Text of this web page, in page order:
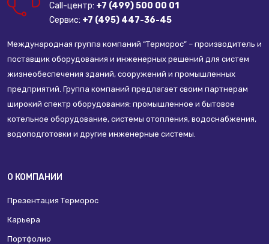
Call-центр: +7 (499) 500 00 01
Сервис: +7 (495) 447-36-45
Международная группа компаний “Терморос” – производитель и
поставщик оборудования и инженерных решений для систем
жизнеобеспечения зданий, сооружений и промышленных
предприятий. Группа компаний предлагает своим партнерам
широкий спектр оборудования: промышленное и бытовое
котельное оборудование, системы отопления, водоснабжения,
водоподготовки и другие инженерные системы.
О КОМПАНИИ
Презентация Терморос
Карьера
Портфолио